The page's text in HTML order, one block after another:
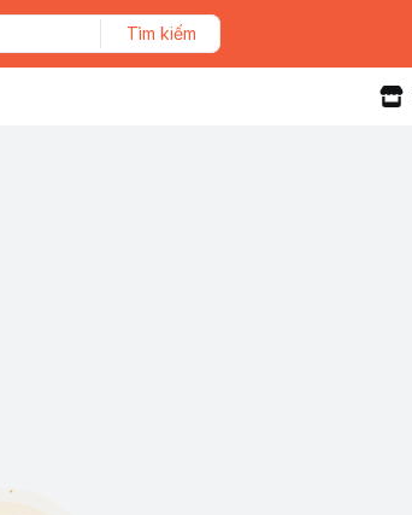
Tìm kiếm